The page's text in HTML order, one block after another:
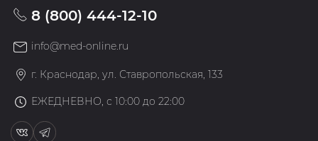
8 (800) 444-12-10
info@med-online.ru
г. Краснодар, ул. Ставропольская, 133
ЕЖЕДНЕВНО, с 10:00 до 22:00